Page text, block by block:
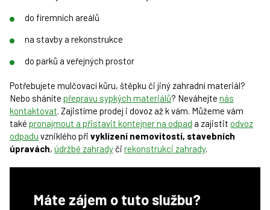
do firemních areálů
na stavby a rekonstrukce
do parků a veřejných prostor
Potřebujete mulčovací kůru, štěpku či jiný zahradní materiál?
Nebo sháníte přepravu sypkých materiálů? Neváhejte nás
kontaktovat. Zajistíme prodej i dovoz až k vám. Můžeme vám
také pronajmout a přistavit kontejner na odpad a zajistit odvoz
odpadu vzniklého při vyklízení nemovitostí, stavebních
úpravách, údržbě zahrady či rekonstrukci zahrady.
Máte zájem o tuto službu?